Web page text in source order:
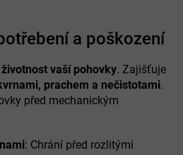
a poškození
vaší pohovky. Zajišťuje
prachem a nečistotami.
před mechanickým
: Chrání před rozlitými